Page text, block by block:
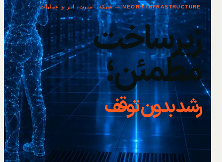
NEOR / INFRASTRUCTURE — شبکه، امنیت، ابر و عملیات
زیرساخت
مطمئن؛
رشد بدون توقف